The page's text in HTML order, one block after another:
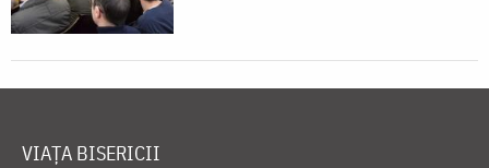
VIAȚA BISERICII